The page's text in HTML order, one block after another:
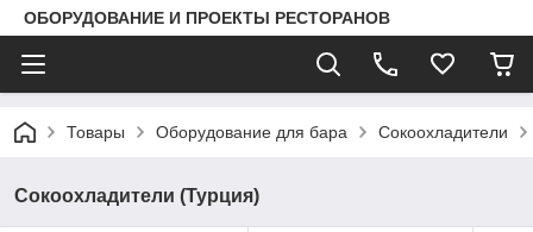
ОБОРУДОВАНИЕ И ПРОЕКТЫ РЕСТОРАНОВ
Товары Оборудование для бара Сокоохладители
Сокоохладители (Турция)